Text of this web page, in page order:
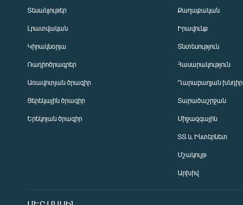
Տեսանյութեր
Լրատվական
Կիրակնօրյա
Ռադիոծրագրեր
Առավոտյան ծրագիր
Ցերեկային ծրագիր
Երեկոյան ծրագիր
Քաղաքական
Իրավունք
Տնտեսություն
Հասարակություն
Ղարաբաղյան խնդիր
Տարածաշրջան
Միջազգային
ՏՏ և Ինտերնետ
Մշակույթ
Արխիվ